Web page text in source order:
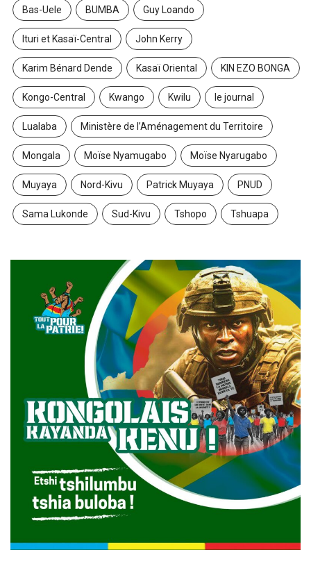
Bas-Uele BUMBA Guy Loando
Ituri et Kasaï-Central John Kerry
Karim Bénard Dende Kasaï Oriental KIN EZO BONGA
Kongo-Central Kwango Kwilu le journal
Lualaba Ministère de l’Aménagement du Territoire
Mongala Moïse Nyamugabo Moïse Nyarugabo
Muyaya Nord-Kivu Patrick Muyaya PNUD
Sama Lukonde Sud-Kivu Tshopo Tshuapa